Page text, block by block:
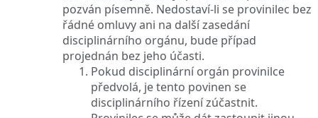
pozván písemně. Nedostaví-li se provinilec bez
řádné omluvy ani na další zasedání
disciplinárního orgánu, bude případ
projednán bez jeho účasti.
Pokud disciplinární orgán provinilce
předvolá, je tento povinen se
disciplinárního řízení zúčastnit.